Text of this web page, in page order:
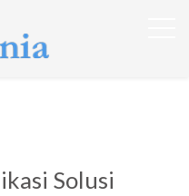
Solusi